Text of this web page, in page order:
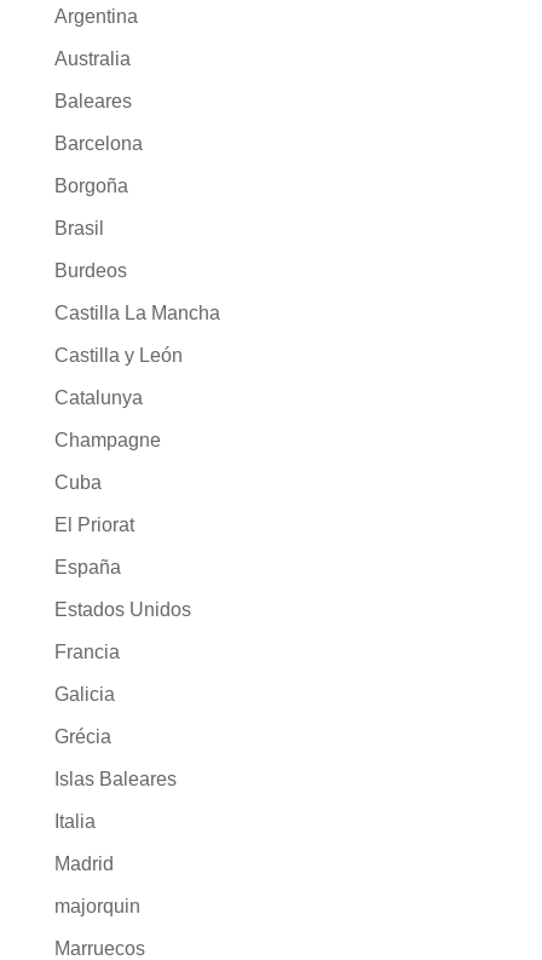
Argentina
Australia
Baleares
Barcelona
Borgoña
Brasil
Burdeos
Castilla La Mancha
Castilla y León
Catalunya
Champagne
Cuba
El Priorat
España
Estados Unidos
Francia
Galicia
Grécia
Islas Baleares
Italia
Madrid
majorquin
Marruecos